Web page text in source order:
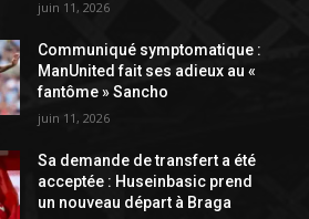
juin 11, 2026
Communiqué symptomatique :
ManUnited fait ses adieux au «
fantôme » Sancho
juin 11, 2026
Sa demande de transfert a été
acceptée : Huseinbasic prend
un nouveau départ à Braga